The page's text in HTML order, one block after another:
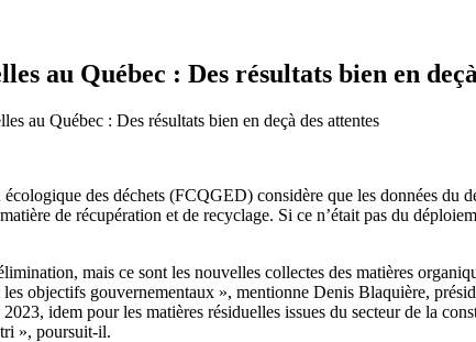
au Québec : Des résultats bien en
au Québec : Des résultats bien en deçà des attentes
des déchets (FCQGED) considère que les données du
de récupération et de recyclage. Si ce n’était pas du
mais ce sont les nouvelles collectes des matières
objectifs gouvernementaux », mentionne Denis Blaquière,
idem pour les matières résiduelles issues du secteur de la
», poursuit-il.